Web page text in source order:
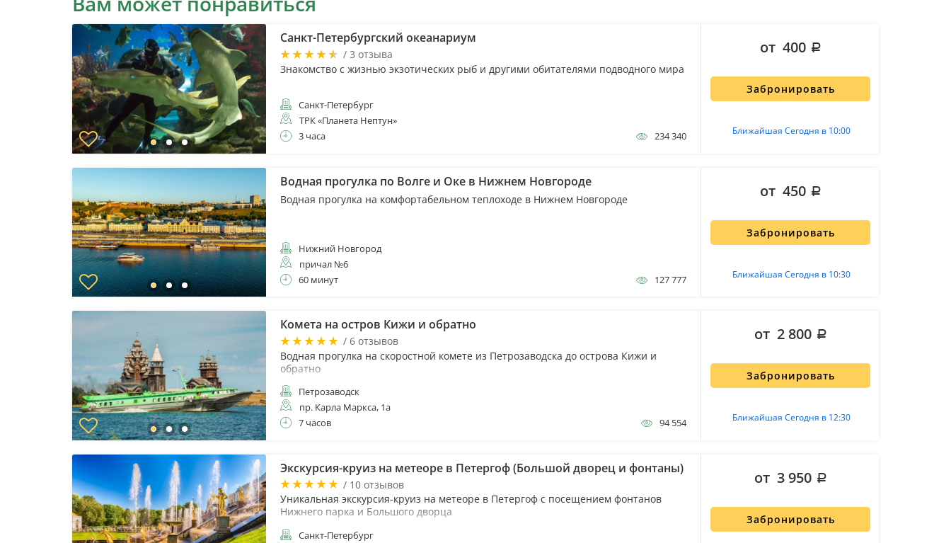
Санкт-Петербургский океанариум
/ 3 отзыва
Знакомство с жизнью экзотических рыб и другими обитателями подводного мира
Санкт-Петербург
ТРК «Планета Нептун»
3 часа
234 340
Забронировать
Ближайшая Сегодня в 10:00
от 400
Водная прогулка по Волге и Оке в Нижнем Новгороде
Водная прогулка на комфортабельном теплоходе в Нижнем Новгороде
Нижний Новгород
причал №6
60 минут
127 777
Забронировать
Ближайшая Сегодня в 10:30
от 450
Комета на остров Кижи и обратно
/ 6 отзывов
Водная прогулка на скоростной комете из Петрозаводска до острова Кижи и
обратно
Петрозаводск
пр. Карла Маркса, 1а
7 часов
94 554
Забронировать
Ближайшая Сегодня в 12:30
от 2 800
Экскурсия-круиз на метеоре в Петергоф (Большой дворец и фонтаны)
/ 10 отзывов
Уникальная экскурсия-круиз на метеоре в Петергоф с посещением фонтанов
Нижнего парка и Большого дворца
Санкт-Петербург
Забронировать
от 3 950